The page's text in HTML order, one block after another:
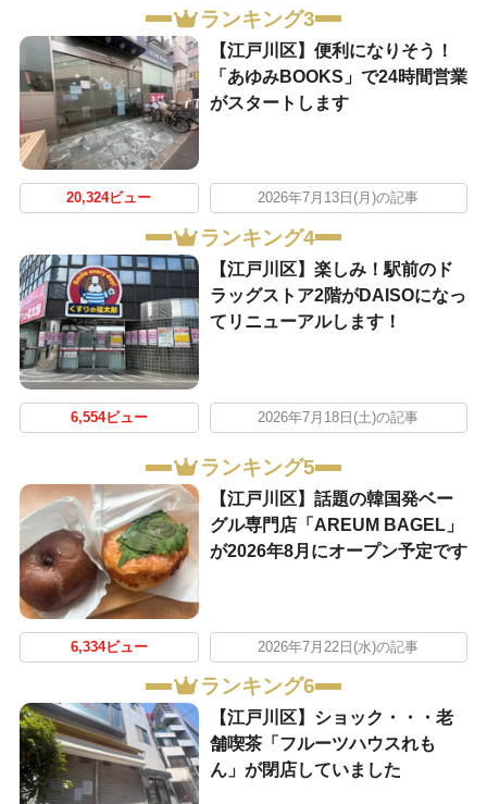
ランキング3
【江戸川区】便利になりそう！
「あゆみBOOKS」で24時間営業
がスタートします
20,324ビュー 2026年7月13日(月)の記事
ランキング4
【江戸川区】楽しみ！駅前のド
ラッグストア2階がDAISOになっ
てリニューアルします！
6,554ビュー 2026年7月18日(土)の記事
ランキング5
【江戸川区】話題の韓国発ベー
グル専門店「AREUM BAGEL」
が2026年8月にオープン予定です
6,334ビュー 2026年7月22日(水)の記事
ランキング6
【江戸川区】ショック・・・老
舗喫茶「フルーツハウスれも
ん」が閉店していました